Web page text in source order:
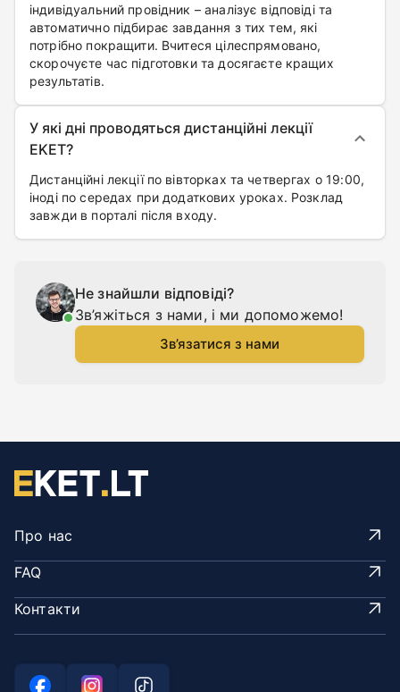
індивідуальний провідник – аналізує відповіді та
автоматично підбирає завдання з тих тем, які
потрібно покращити. Вчитеся цілеспрямовано,
скорочуєте час підготовки та досягаєте кращих
результатів.
У які дні проводяться дистанційні лекції
EKET?
Дистанційні лекції по вівторках та четвергах о 19:00,
іноді по середах при додаткових уроках. Розклад
завжди в порталі після входу.
Не знайшли відповіді?
Зв’яжіться з нами, і ми допоможемо!
Зв’язатися з нами
Про нас
FAQ
Контакти